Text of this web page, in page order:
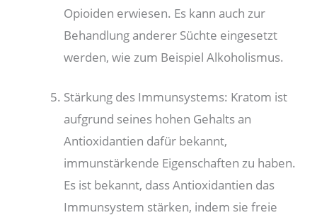
Opioiden erwiesen. Es kann auch zur
Behandlung anderer Süchte eingesetzt
werden, wie zum Beispiel Alkoholismus.
Stärkung des Immunsystems: Kratom ist
aufgrund seines hohen Gehalts an
Antioxidantien dafür bekannt,
immunstärkende Eigenschaften zu haben.
Es ist bekannt, dass Antioxidantien das
Immunsystem stärken, indem sie freie